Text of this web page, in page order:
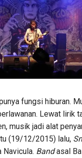
fungsi hiburan.
Lewat lirik
musik jadi alat
(19/12/2015) lalu,
Navicula. Bandasal